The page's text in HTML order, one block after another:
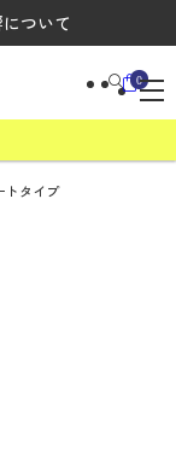
ついて
0
トタイプ